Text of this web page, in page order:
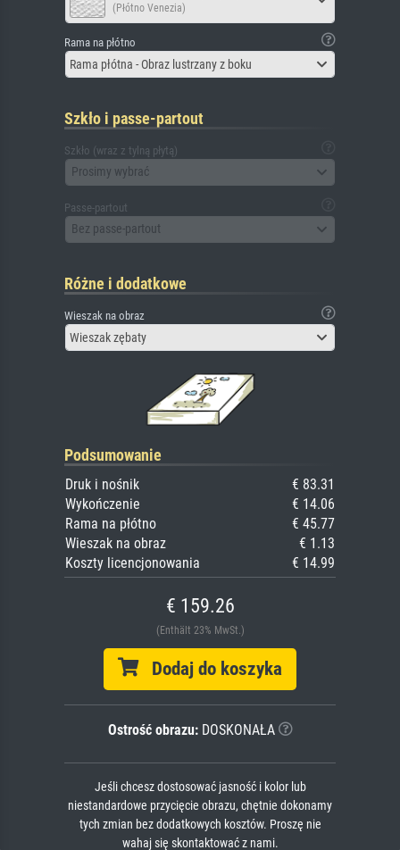
(Płótno Venezia)
Rama na płótno
Rama płótna - Obraz lustrzany z boku
Szkło i passe-partout
Szkło (wraz z tylną płytą)
Prosimy wybrać
Passe-partout
Bez passe-partout
Różne i dodatkowe
Wieszak na obraz
Wieszak zębaty
Podsumowanie
Druk i nośnik
€ 83.31
Wykończenie
€ 14.06
Rama na płótno
€ 45.77
Wieszak na obraz
€ 1.13
Koszty licencjonowania
€ 14.99
€ 159.26
(Enthält 23% MwSt.)
Dodaj do koszyka
Ostrość obrazu:DOSKONAŁA
Jeśli chcesz dostosować jasność i kolor lub
niestandardowe przycięcie obrazu, chętnie dokonamy
tych zmian bez dodatkowych kosztów. Proszę nie
wahaj się skontaktować z nami.